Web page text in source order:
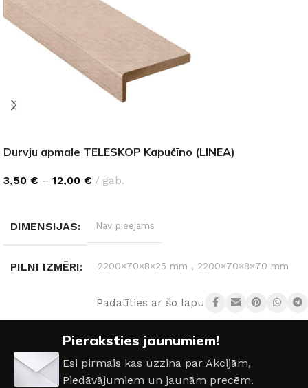
Durvju apmale TELESKOP Kapučīno (LINEA)
3,50 € – 12,00 € gab.
DIMENSIJAS Nav pieejams
PILNI IZMĒRI 2200×70×8×25 mm , 2200×70×8×70 mm
,220 cm
Padalīties ar šo lapu:
Pieraksties jaunumiem!
Esi pirmais kas uzzina par Akcijām,
Piedāvājumiem un jaunām precēm.